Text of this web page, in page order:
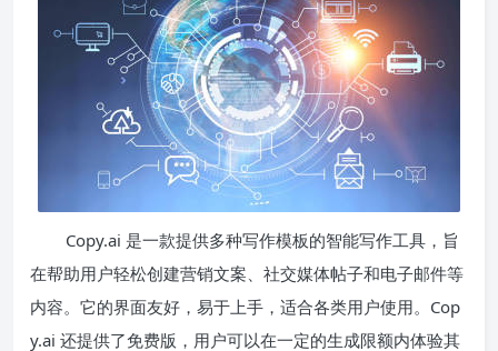
Copy.ai 是一款提供多种写作模板的智能写作工具，旨
在帮助用户轻松创建营销文案、社交媒体帖子和电子邮件等
内容。它的界面友好，易于上手，适合各类用户使用。Cop
y.ai 还提供了免费版，用户可以在一定的生成限额内体验其